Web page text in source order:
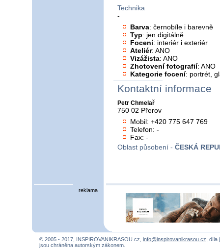
Technika
-
Barva: černobíle i barevně
Typ: jen digitálně
Focení: interiér i exteriér
Ateliér: ANO
Vizážista: ANO
Zhotovení fotografií: ANO
Kategorie focení: portrét,
Kontaktní informace
Petr Chmelař
750 02 Přerov
Mobil: +420 775 647 769
Telefon: -
Fax: -
Oblast působení - ČESKÁ
reklama
© 2005 - 2017, INSPIROVANIKRASOU.cz, info@inspirovanikrasou.cz ,
jsou chráněna autorským zákonem.